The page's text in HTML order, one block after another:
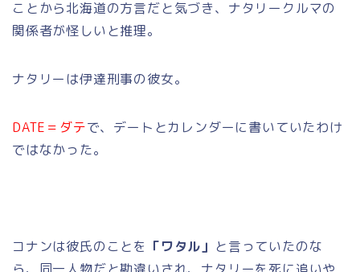
ことから北海道の方言だと気づき、ナタリークルマの
関係者が怪しいと推理。
ナタリーは伊達刑事の彼女。
DATE＝ダテで、デートとカレンダーに書いていたわけ
ではなかった。
コナンは彼氏のことを 「ワタル」 と言っていたのな